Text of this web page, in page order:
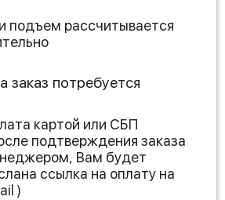
подъем рассчитывается
заказ потребуется
картой или СБП
подтверждения заказа
Вам будет
ссылка на оплату на
)